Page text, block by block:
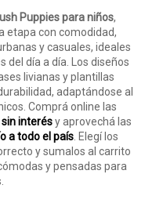
Puppies para niños,
etapa con comodidad,
y casuales, ideales
del día a día. Los diseños
livianas y plantillas
adaptándose al
Comprá online las
interésy aprovechá las
a todo el país. Elegí los
y sumalos al carrito
y pensadas para